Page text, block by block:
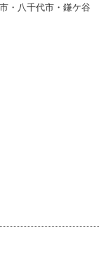
・八千代市・鎌ケ谷